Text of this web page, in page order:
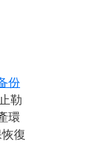
份
勒
環
復